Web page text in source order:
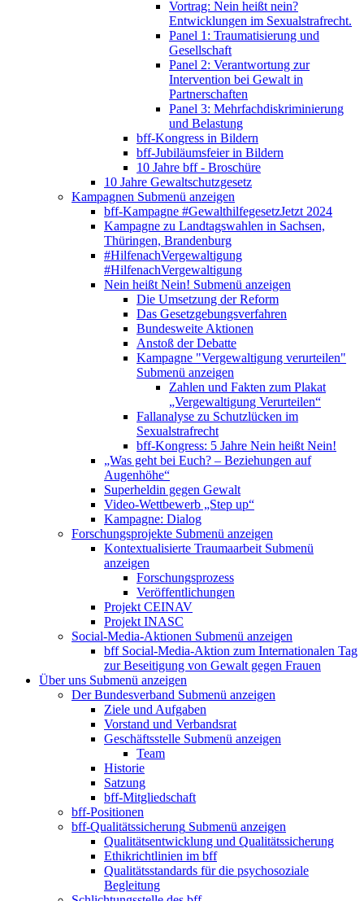
Vortrag: Nein heißt nein?
Entwicklungen im Sexualstrafrecht.
Panel 1: Traumatisierung und
Gesellschaft
Panel 2: Verantwortung zur
Intervention bei Gewalt in
Partnerschaften
Panel 3: Mehrfachdiskriminierung
und Belastung
bff-Kongress in Bildern
bff-Jubiläumsfeier in Bildern
10 Jahre bff - Broschüre
10 Jahre Gewaltschutzgesetz
Kampagnen Submenü anzeigen
bff-Kampagne #GewalthilfegesetzJetzt 2024
Kampagne zu Landtagswahlen in Sachsen,
Thüringen, Brandenburg
#HilfenachVergewaltigung
#HilfenachVergewaltigung
Nein heißt Nein! Submenü anzeigen
Die Umsetzung der Reform
Das Gesetzgebungsverfahren
Bundesweite Aktionen
Anstoß der Debatte
Kampagne "Vergewaltigung verurteilen"
Submenü anzeigen
Zahlen und Fakten zum Plakat
„Vergewaltigung Verurteilen“
Fallanalyse zu Schutzlücken im
Sexualstrafrecht
bff-Kongress: 5 Jahre Nein heißt Nein!
„Was geht bei Euch? – Beziehungen auf
Augenhöhe“
Superheldin gegen Gewalt
Video-Wettbewerb „Step up“
Kampagne: Dialog
Forschungsprojekte Submenü anzeigen
Kontextualisierte Traumaarbeit Submenü
anzeigen
Forschungsprozess
Veröffentlichungen
Projekt CEINAV
Projekt INASC
Social-Media-Aktionen Submenü anzeigen
bff Social-Media-Aktion zum Internationalen Tag
zur Beseitigung von Gewalt gegen Frauen
Über uns Submenü anzeigen
Der Bundesverband Submenü anzeigen
Ziele und Aufgaben
Vorstand und Verbandsrat
Geschäftsstelle Submenü anzeigen
Team
Historie
Satzung
bff-Mitgliedschaft
bff-Positionen
bff-Qualitätssicherung Submenü anzeigen
Qualitätsentwicklung und Qualitätssicherung
Ethikrichtlinien im bff
Qualitätsstandards für die psychosoziale
Begleitung